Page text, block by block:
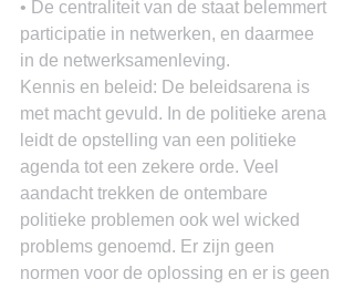
• De centraliteit van de staat belemmert
participatie in netwerken, en daarmee
in de netwerksamenleving.
Kennis en beleid: De beleidsarena is
met macht gevuld. In de politieke arena
leidt de opstelling van een politieke
agenda tot een zekere orde. Veel
aandacht trekken de ontembare
politieke problemen ook wel wicked
problems genoemd. Er zijn geen
normen voor de oplossing en er is geen